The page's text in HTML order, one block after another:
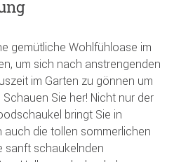
gemütliche Wohlfühloase im
um sich nach anstrengenden
im Garten zu gönnen um
Sie her! Nicht nur der
bringt Sie in
auch die tollen sommerlichen
sanft schaukelnden